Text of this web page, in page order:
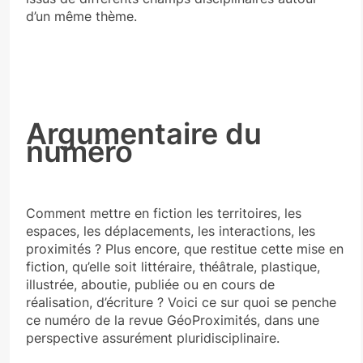
d’un même thème.
Argumentaire du
numéro
Comment mettre en fiction les territoires, les
espaces, les déplacements, les interactions, les
proximités ? Plus encore, que restitue cette mise en
fiction, qu’elle soit littéraire, théâtrale, plastique,
illustrée, aboutie, publiée ou en cours de
réalisation, d’écriture ? Voici ce sur quoi se penche
ce numéro de la revue GéoProximités, dans une
perspective assurément pluridisciplinaire.